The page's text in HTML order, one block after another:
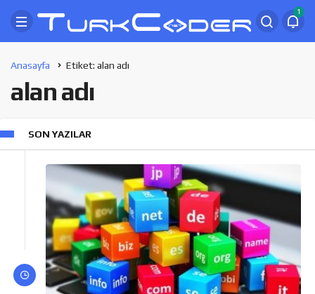
1
Anasayfa Etiket: alan adı
alan adı
SON YAZILAR